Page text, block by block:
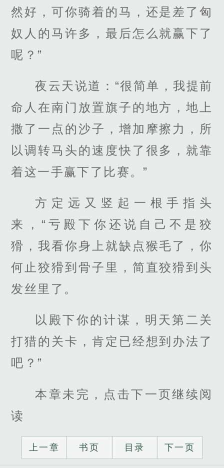
然好，可你骑着的马，还是差了匈
奴人的马许多，最后怎么就赢下了
呢？”
夜云天说道：“很简单，我提前
命人在南门放置旗子的地方，地上
撒了一点的沙子，增加摩擦力，所
以调转马头的速度快了很多，就靠
着这一手赢下了比赛。”
方定远又竖起一根手指头
来，“亏殿下你还说自己不是狡
猾，我看你身上就缺点猴毛了，你
何止狡猾到骨子里，简直狡猾到头
发丝里了。
以殿下你的计谋，明天第二关
打猎的关卡，肯定已经想到办法了
吧？”
本章未完，点击下一页继续阅
读
上一章 书页 目录 下一页